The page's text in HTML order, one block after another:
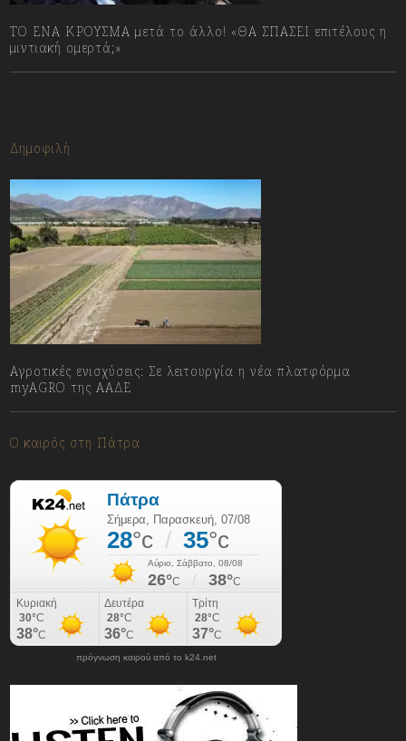
ΤΟ ΕΝΑ ΚΡΟΥΣΜΑ μετά το άλλο! «ΘΑ ΣΠΑΣΕΙ επιτέλους η
μιντιακή ομερτά;»
Δημοφιλή
Αγροτικές ενισχύσεις: Σε λειτουργία η νέα πλατφόρμα
myAGRO της ΑΑΔΕ
Ο καιρός στη Πάτρα
πρόγνωση καιρού από το k24.net